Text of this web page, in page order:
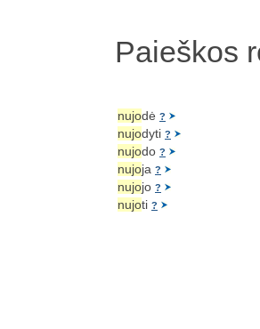
Paieškos
nujodė ?
nujodyti ?
nujodo ?
nujoja ?
nujojo ?
nujoti ?